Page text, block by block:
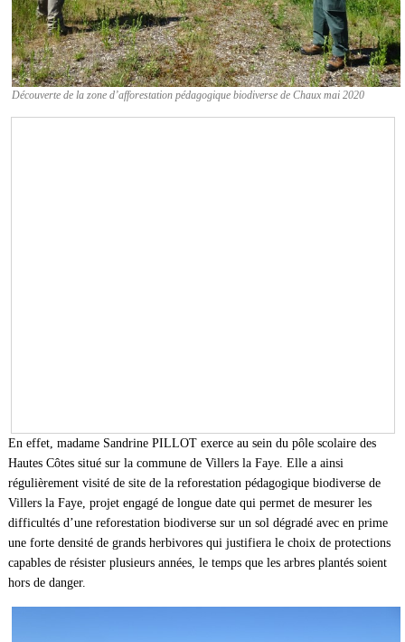
Découverte de la zone d’afforestation pédagogique biodiverse de Chaux mai 2020
En effet, madame Sandrine PILLOT exerce au sein du pôle scolaire des
Hautes Côtes situé sur la commune de Villers la Faye. Elle a ainsi
régulièrement visité de site de la reforestation pédagogique biodiverse de
Villers la Faye, projet engagé de longue date qui permet de mesurer les
difficultés d’une reforestation biodiverse sur un sol dégradé avec en prime
une forte densité de grands herbivores qui justifiera le choix de protections
capables de résister plusieurs années, le temps que les arbres plantés soient
hors de danger.